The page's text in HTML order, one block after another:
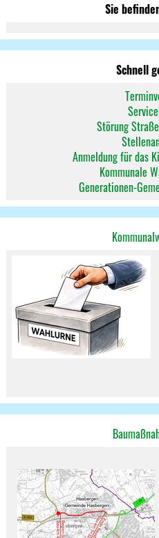
Sie
Schnell
Störung
Anmeldung für das
Kommunale
Generationen-